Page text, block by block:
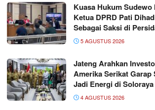
Kuasa Hukum Sudewo
Ketua DPRD Pati
Sebagai Saksi di
5 AGUSTUS 2026
Jateng Arahkan
Amerika Serikat Garap
Jadi Energi di Soloraya
4 AGUSTUS 2026